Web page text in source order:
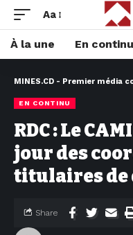
Aa
À la une En continu
MINES.CD - Premier média
EN CONTINU
RDC : Le
jour des
titulaires de
Share